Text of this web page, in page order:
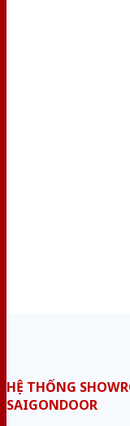
HỆ THỐNG
SAIGONDOOR